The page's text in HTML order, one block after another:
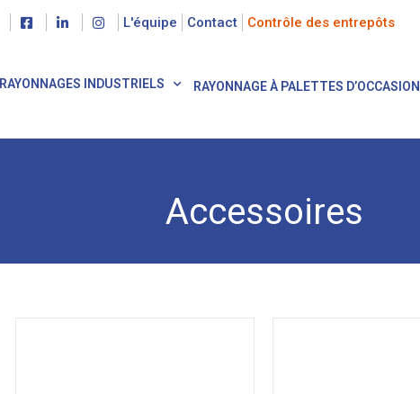
L'équipe Contact Contrôle des entrepôts
RAYONNAGES INDUSTRIELS RAYONNAGE À PALETTES D’OCCASION
Accessoires